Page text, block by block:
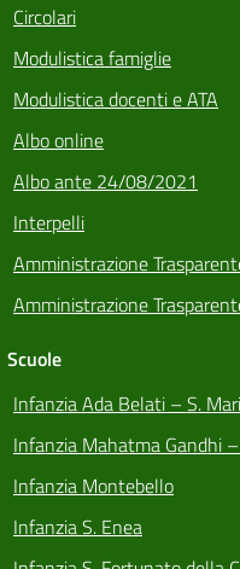
Circolari
Modulistica famiglie
Modulistica docenti e ATA
Albo online
Albo ante 24/08/2021
Interpelli
Amministrazione
Amministrazione
Scuole
Infanzia Ada Belati – S.
Infanzia Mahatma Gandhi
Infanzia Montebello
Infanzia S. Enea